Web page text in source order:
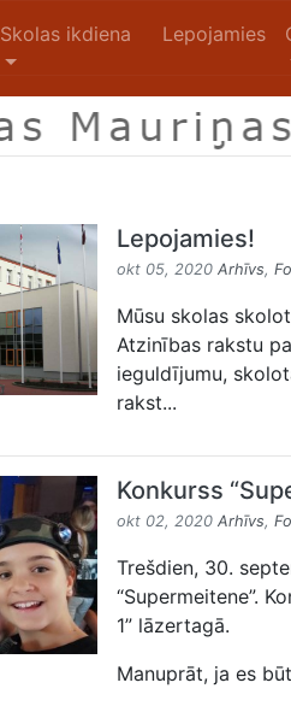
Skolas ikdiena Lepojamies
Lepojamies!
okt 05, 2020Arhīvs,
Mūsu skolas
Atzinības rakstu
ieguldījumu,
rakst...
Konkurss
okt 02, 2020Arhīvs,
Trešdien, 30.
“Supermeitene”.
1” lāzertagā.
Manuprāt, ja es